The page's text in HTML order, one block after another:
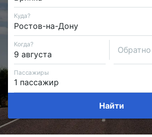
Куда?
Когда?
Обратно
Пассажиры
Найти